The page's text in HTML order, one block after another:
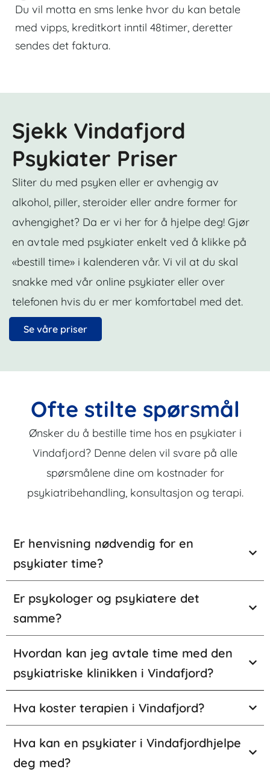
Du vil motta en sms lenke hvor du kan betale
med vipps, kreditkort inntil 48timer, deretter
sendes det faktura.
Sjekk Vindafjord
Psykiater Priser
Sliter du med psyken eller er avhengig av
alkohol, piller, steroider eller andre former for
avhengighet? Da er vi her for å hjelpe deg! Gjør
en avtale med psykiater enkelt ved å klikke på
«bestill time» i kalenderen vår. Vi vil at du skal
snakke med vår online psykiater eller over
telefonen hvis du er mer komfortabel med det.
Se våre priser
Ofte stilte spørsmål
Ønsker du å bestille time hos en psykiater i
Vindafjord? Denne delen vil svare på alle
spørsmålene dine om kostnader for
psykiatribehandling, konsultasjon og terapi.
Er henvisning nødvendig for en
psykiater time?
Er psykologer og psykiatere det
samme?
Hvordan kan jeg avtale time med den
psykiatriske klinikken i Vindafjord?
Hva koster terapien i Vindafjord?
Hva kan en psykiater i Vindafjordhjelpe
deg med?